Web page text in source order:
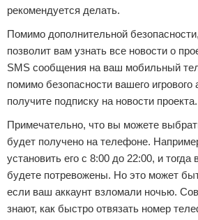
рекомендуется делать.
Помимо дополнительной
позволит вам узнать все новости о
SMS сообщения на ваш мобильный
помимо безопасности вашего игрового
получите подписку на новости проекта.
Примечательно, что вы можете
будет получено на телефоне.
установить его с 8:00 до 22:00, и
будете потревожены. Но это может
если ваш аккаунт взломали ночью.
знают, как быстро отвязать номер